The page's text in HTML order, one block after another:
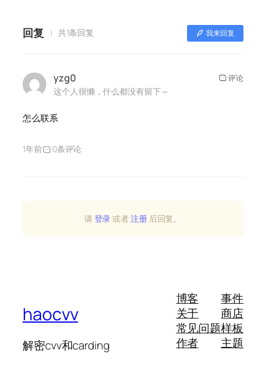
回复 共1条回复 我来回复
yzg0
这个人很懒，什么都没有留下～
评论
怎么联系
1年前 0条评论
请登录或者注册后回复。
haocvv
解密cvv和carding
博客
关于
常见问题
作者
事件
商店
样板
主题